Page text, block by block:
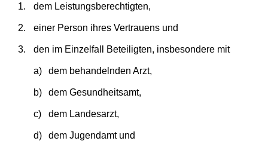
1. dem Leistungsberechtigten,
2. einer Person ihres Vertrauens und
3. den im Einzelfall Beteiligten, insbesondere mit
a) dem behandelnden Arzt,
b) dem Gesundheitsamt,
c) dem Landesarzt,
d) dem Jugendamt und